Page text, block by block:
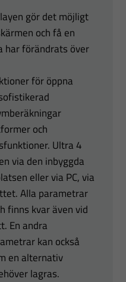
gör det möjligt
och få en
har förändrats över
för öppna
och
Ultra 4
via den inbyggda
eller via PC, via
Alla parametrar
finns kvar även vid
En andra
kan också
en alternativ
lagras.